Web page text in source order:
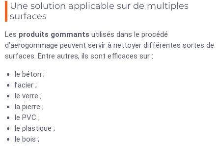
Une solution applicable sur de multiples
surfaces
Les produits gommants utilisés dans le procédé
d’aerogommage peuvent servir à nettoyer différentes sortes de
surfaces. Entre autres, ils sont efficaces sur :
le béton ;
l’acier ;
le verre ;
la pierre ;
le PVC ;
le plastique ;
le bois ;